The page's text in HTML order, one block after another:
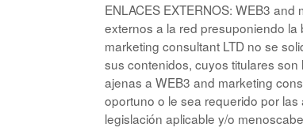
ENLACES EXTERNOS: WEB3
externos a la red presuponiendo
marketing consultant LTD no se
sus contenidos, cuyos titulares
ajenas a WEB3 and marketing
oportuno o le sea requerido por
legislación aplicable y/o